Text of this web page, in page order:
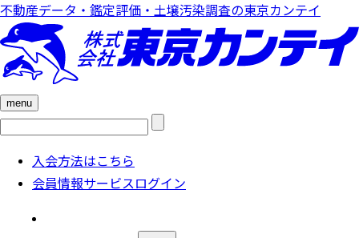
不動産データ・鑑定評価・土壌汚染調査の東京カンテイ
menu
検
入会方法はこちら
会員情報サービスログイン